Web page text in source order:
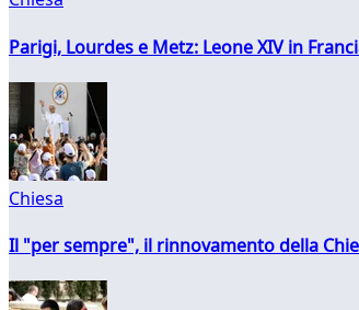
Parigi, Lourdes e Metz: Leone XIV in
Chiesa
Il "per sempre", il rinnovamento della